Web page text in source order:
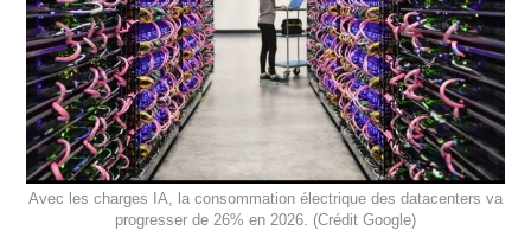
Avec les charges IA, la consommation électrique des datacenters va
progresser de 26% en 2026. (Crédit Google)